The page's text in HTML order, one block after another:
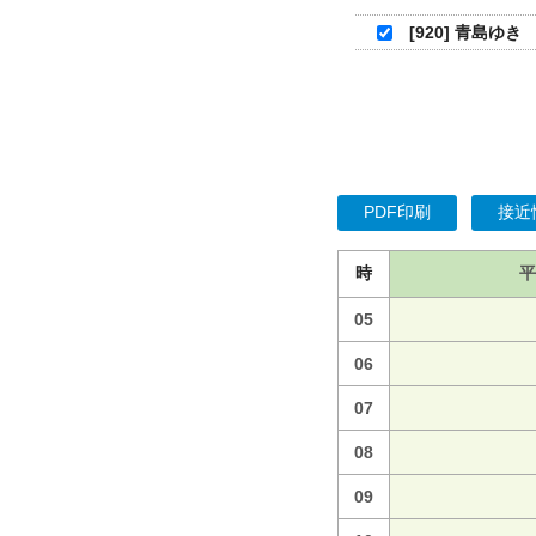
[920] 青島ゆき
PDF印刷 接近
時
05
06
07
08
09